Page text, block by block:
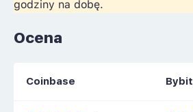
godziny na dobę.
Ocena
Coinbase Bybit